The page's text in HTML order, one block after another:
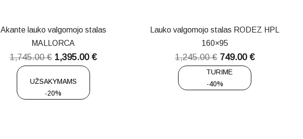
Akante lauko valgomojo stalas
MALLORCA
1,745.00€ 1,395.00 €
UŽSAKYMAMS
-20%
Lauko valgomojo stalas RODEZ HPL
160×95
1,245.00€ 749.00 €
TURIME
-40%